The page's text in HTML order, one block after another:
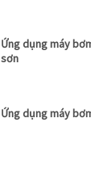
Ứng dụng máy
sơn
Ứng dụng máy